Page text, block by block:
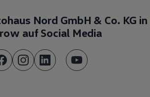
und Reifen
und Unfallhilfe
Service
Zubehör
und Pflege
Nord GmbH & Co. KG in
auf Social Media